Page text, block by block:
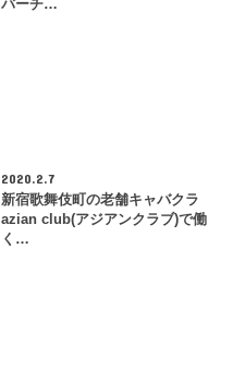
バーチ…
2020.2.7
新宿歌舞伎町の老舗キャバクラ
azian club(アジアンクラブ)で働
く…